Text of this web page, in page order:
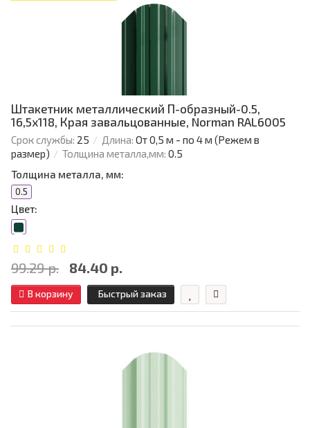
Штакетник металлический П-образный-0.5,
16,5х118, Края завальцованные, Norman RAL6005
Срок службы: 25 Длина: От 0,5 м - по 4 м (Режем в
размер)
Толщина металла,мм: 0.5
Толщина металла, мм:
0.5
Цвет:
99.29 р. 84.40 р.
В корзину Быстрый заказ